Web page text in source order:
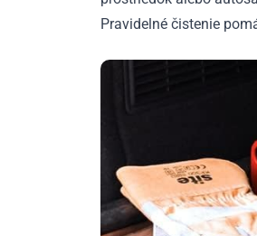
Pravidelné čistenie